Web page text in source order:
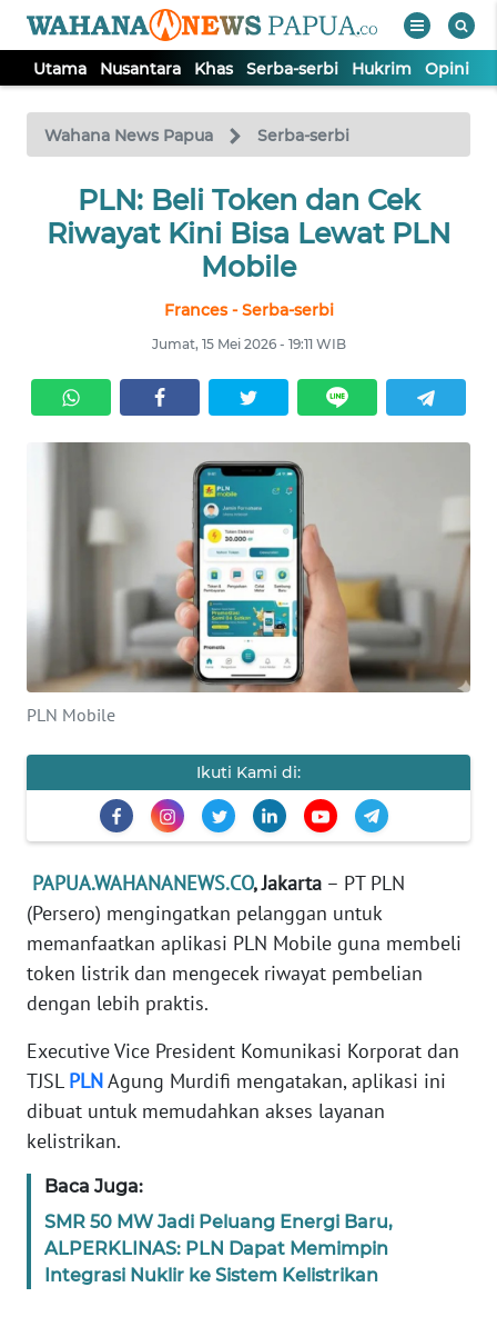
Utama Nusantara Khas Serba-serbi Hukrim Opini
Wahana News Papua Serba-serbi
PLN: Beli Token dan Cek
Riwayat Kini Bisa Lewat PLN
Mobile
Frances - Serba-serbi
Jumat, 15 Mei 2026 - 19:11 WIB
PLN Mobile
Ikuti Kami di:
PAPUA.WAHANANEWS.CO, Jakarta – PT PLN
(Persero) mengingatkan pelanggan untuk
memanfaatkan aplikasi PLN Mobile guna membeli
token listrik dan mengecek riwayat pembelian
dengan lebih praktis.
Executive Vice President Komunikasi Korporat dan
TJSL PLNAgung Murdifi mengatakan, aplikasi ini
dibuat untuk memudahkan akses layanan
kelistrikan.
Baca Juga:
SMR 50 MW Jadi Peluang Energi Baru,
ALPERKLINAS: PLN Dapat Memimpin
Integrasi Nuklir ke Sistem Kelistrikan
TV
Tutup
UTAMA
SERBA-
SERBI
PERISTIWA
BERITA
IKLAN
TENTANG
KAMI
MEDIA
SIBER
REDAKSI
KARIR
DISCLAIMER